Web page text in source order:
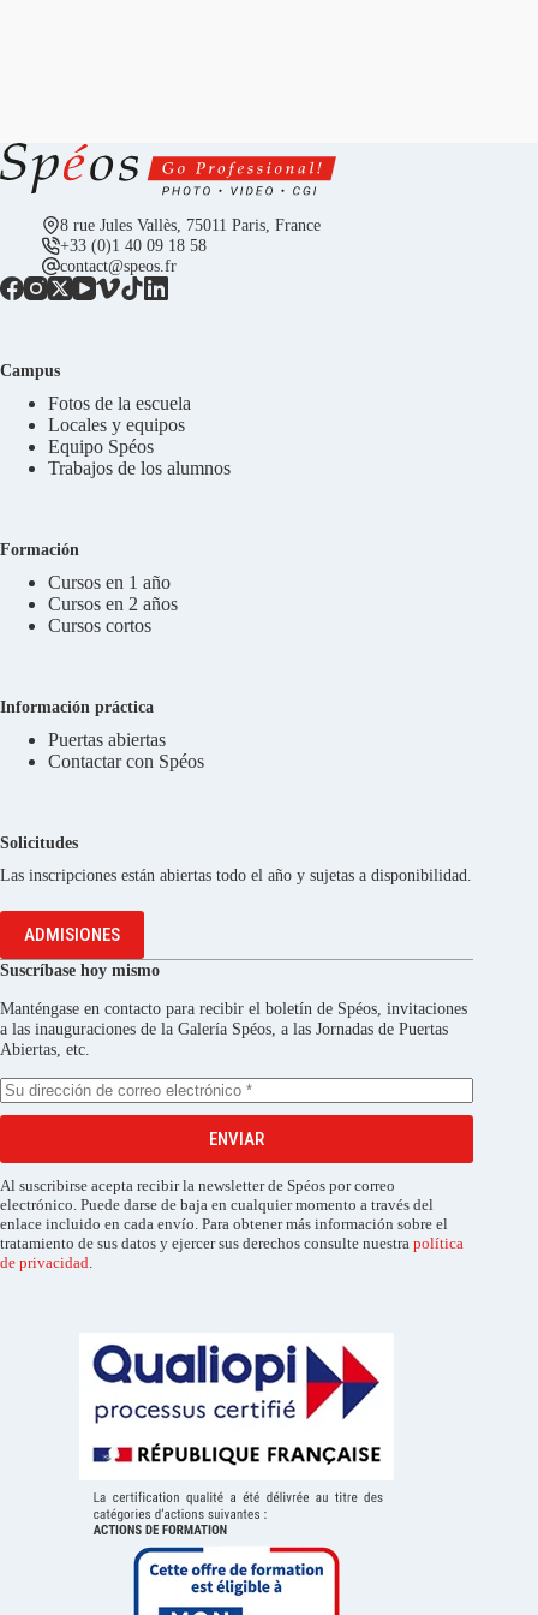
8 rue Jules Vallès, 75011 Paris, France
+33 (0)1 40 09 18 58
contact@speos.fr
Campus
Fotos de la escuela
Locales y equipos
Equipo Spéos
Trabajos de los alumnos
Formación
Cursos en 1 año
Cursos en 2 años
Cursos cortos
Información práctica
Puertas abiertas
Contactar con Spéos
Solicitudes
Las inscripciones están abiertas todo el año y sujetas a disponibilidad.
ADMISIONES
Suscríbase hoy mismo
Manténgase en contacto para recibir el boletín de Spéos, invitaciones
a las inauguraciones de la Galería Spéos, a las Jornadas de Puertas
Abiertas, etc.
ENVIAR
Al suscribirse acepta recibir la newsletter de Spéos por correo
electrónico. Puede darse de baja en cualquier momento a través del
enlace incluido en cada envío. Para obtener más información sobre el
tratamiento de sus datos y ejercer sus derechos consulte nuestra política
de privacidad.